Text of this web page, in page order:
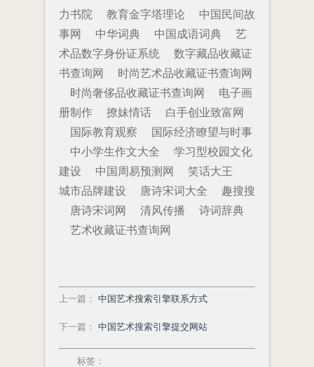
力书院
教育金字塔理论
中国民间故
事网
中华词典 中国成语词典
艺
术品数字身份证系统
数字藏品收藏证
书查询网
时尚艺术品收藏证书查询网
时尚奢侈品收藏证书查询网
电子画
册制作
撩妹情话
白手创业致富网
国际教育观察
国际经济瞭望与时事
中小学生作文大全
学习型校园文化
建设
中国周易预测网
笑话大王
城市品牌建设
唐诗宋词大全
趣搜搜
唐诗宋词网
清风传播
诗词辞典
艺术收藏证书查询网
上一篇 ： 中国艺术搜索引擎联系方式
下一篇 ： 中国艺术搜索引擎提交网站
标签：